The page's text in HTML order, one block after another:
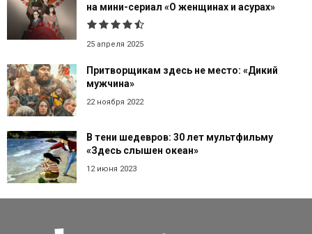
на мини-сериал «О женщинах и асурах»
25 апреля 2025
Притворщикам здесь не место: «Дикий
мужчина»
22 ноября 2022
В тени шедевров: 30 лет мультфильму
«Здесь слышен океан»
12 июня 2023